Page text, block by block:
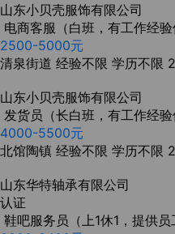
山东小贝壳服饰有限公司
电商客服（白班，有工作经验
2500-5000元
清泉街道 经验不限 学历不限
山东小贝壳服饰有限公司
发货员（长白班，有工作经验
4000-5500元
北馆陶镇 经验不限 学历不限
山东华特轴承有限公司
认证
鞋吧服务员（上1休1，提供员